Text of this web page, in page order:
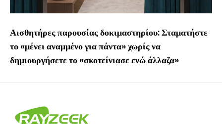
Αισθητήρες παρουσίας δοκιμαστηρίου: Σταματήστε
το «μένει αναμμένο για πάντα» χωρίς να
δημιουργήσετε το «σκοτείνιασε ενώ άλλαζα»